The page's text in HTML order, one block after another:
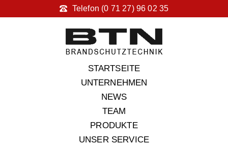
Telefon (0 71 27) 96 02 35
STARTSEITE
UNTERNEHMEN
NEWS
TEAM
PRODUKTE
UNSER SERVICE